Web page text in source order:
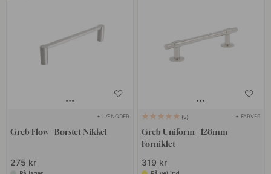
+ LÆNGDER
Greb Flow - Børstet Nikkel
275 kr
5 + FARVER
Greb Uniform - 128mm -
Forniklet
319 kr